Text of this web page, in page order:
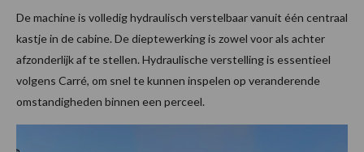
De machine is volledig hydraulisch verstelbaar vanuit één centraal
kastje in de cabine. De dieptewerking is zowel voor als achter
afzonderlijk af te stellen. Hydraulische verstelling is essentieel
volgens Carré, om snel te kunnen inspelen op veranderende
omstandigheden binnen een perceel.